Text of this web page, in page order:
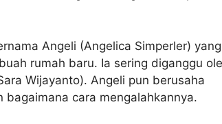
Angeli (Angelica Simperler) yang
rumah baru. Ia sering diganggu
Wijayanto). Angeli pun berusaha
cara mengalahkannya.